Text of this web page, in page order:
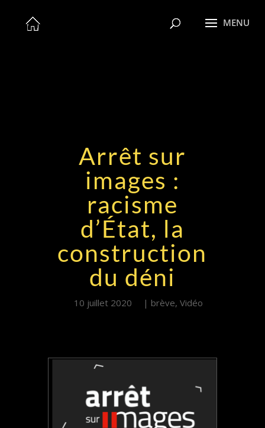
Arrêt sur
images :
racisme
d’État, la
construction
du déni
10 juillet 2020 brève, Vidéo